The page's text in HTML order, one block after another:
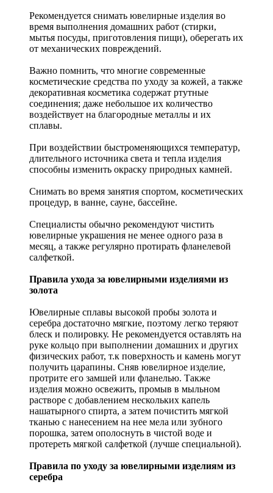
Рекомендуется снимать ювелирные изделия во
время выполнения домашних работ (стирки,
мытья посуды, приготовления пищи), оберегать их
от механических повреждений.
Важно помнить, что многие современные
косметические средства по уходу за кожей, а также
декоративная косметика содержат ртутные
соединения; даже небольшое их количество
воздействует на благородные металлы и их
сплавы.
При воздействии быстроменяющихся температур,
длительного источника света и тепла изделия
способны изменить окраску природных камней.
Снимать во время занятия спортом, косметических
процедур, в ванне, сауне, бассейне.
Специалисты обычно рекомендуют чистить
ювелирные украшения не менее одного раза в
месяц, а также регулярно протирать фланелевой
салфеткой.
Правила ухода за ювелирными изделиями из
золота
Ювелирные сплавы высокой пробы золота и
серебра достаточно мягкие, поэтому легко теряют
блеск и полировку. Не рекомендуется оставлять на
руке кольцо при выполнении домашних и других
физических работ, т.к поверхность и камень могут
получить царапины. Сняв ювелирное изделие,
протрите его замшей или фланелью. Также
изделия можно освежить, промыв в мыльном
растворе с добавлением нескольких капель
нашатырного спирта, а затем почистить мягкой
тканью с нанесением на нее мела или зубного
порошка, затем ополоснуть в чистой воде и
протереть мягкой салфеткой (лучше специальной).
Правила по уходу за ювелирными изделиям из
серебра